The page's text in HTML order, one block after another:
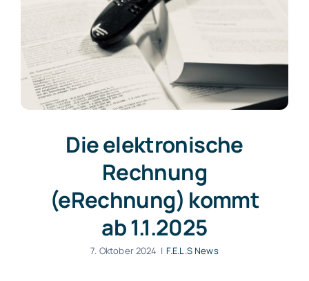
Die elektronische
Rechnung
(eRechnung) kommt
ab 1.1.2025
7. Oktober 2024 | F.E.L.S News